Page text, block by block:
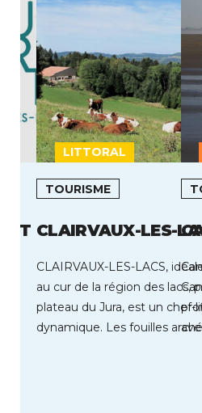
LITTORAL
TOURISME
CLAIRVAUX-LES-
CLAIRVAUX-LES-LACS,
au cur de la région des lacs,
plateau du Jura, est un chef-
dynamique. Les fouilles